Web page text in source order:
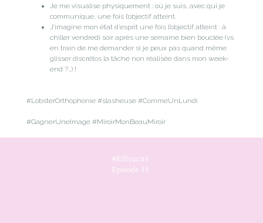
Je me visualise physiquement : où je suis, avec qui je
communique, une fois l’objectif atteint.
J’imagine mon état d’esprit une fois l’objectif atteint : à
chiller vendredi soir après une semaine bien bouclée (vs
en train de me demander si je peux pas quand même
glisser discrétos la tâche non réalisée dans mon week-
end ?…) !
#LobsterOrthophonie #slasheuse #CommeUnLundi
#GagnerUneImage #MiroirMonBeauMiroir